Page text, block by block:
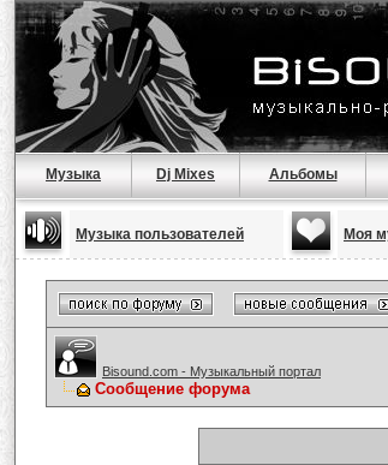
Музыка Dj Mixes Альбомы
Музыка пользователей Моя
Bisound.com - Музыкальный портал
Сообщение форума